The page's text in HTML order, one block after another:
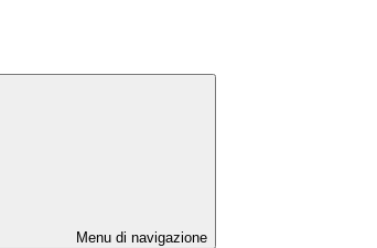
Menu di navigazione